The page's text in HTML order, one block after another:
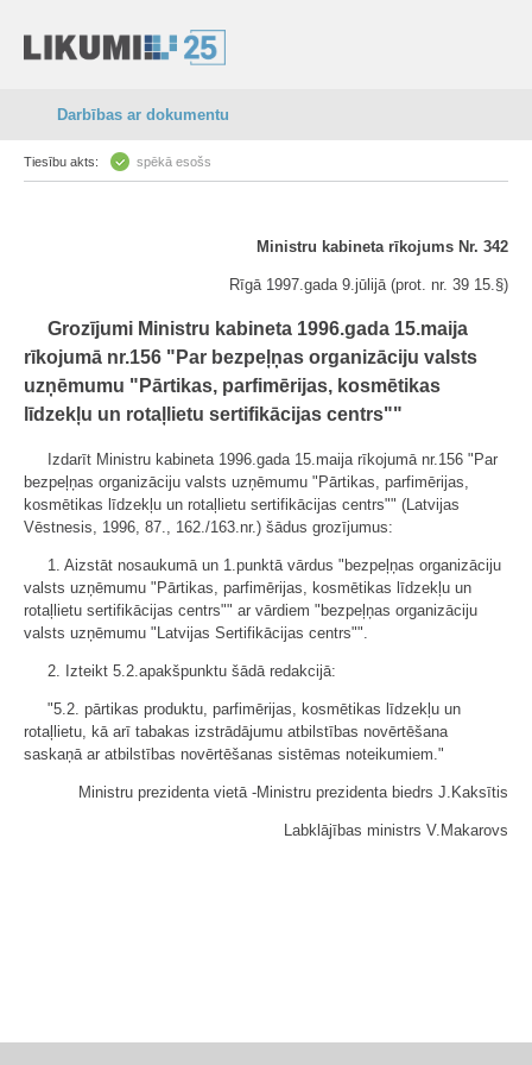
Darbības ar dokumentu
Tiesību akts: spēkā esošs
Ministru kabineta rīkojums Nr. 342
Rīgā 1997.gada 9.jūlijā (prot. nr. 39 15.§)
Grozījumi Ministru kabineta 1996.gada 15.maija
rīkojumā nr.156 "Par bezpeļņas organizāciju valsts
uzņēmumu "Pārtikas, parfimērijas, kosmētikas
līdzekļu un rotaļlietu sertifikācijas centrs""
Izdarīt Ministru kabineta 1996.gada 15.maija rīkojumā nr.156 "Par
bezpeļņas organizāciju valsts uzņēmumu "Pārtikas, parfimērijas,
kosmētikas līdzekļu un rotaļlietu sertifikācijas centrs"" (Latvijas
Vēstnesis, 1996, 87., 162./163.nr.) šādus grozījumus:
1. Aizstāt nosaukumā un 1.punktā vārdus "bezpeļņas organizāciju
valsts uzņēmumu "Pārtikas, parfimērijas, kosmētikas līdzekļu un
rotaļlietu sertifikācijas centrs"" ar vārdiem "bezpeļņas organizāciju
valsts uzņēmumu "Latvijas Sertifikācijas centrs"".
2. Izteikt 5.2.apakšpunktu šādā redakcijā:
"5.2. pārtikas produktu, parfimērijas, kosmētikas līdzekļu un
rotaļlietu, kā arī tabakas izstrādājumu atbilstības novērtēšana
saskaņā ar atbilstības novērtēšanas sistēmas noteikumiem."
Ministru prezidenta vietā -Ministru prezidenta biedrs J.Kaksītis
Labklājības ministrs V.Makarovs